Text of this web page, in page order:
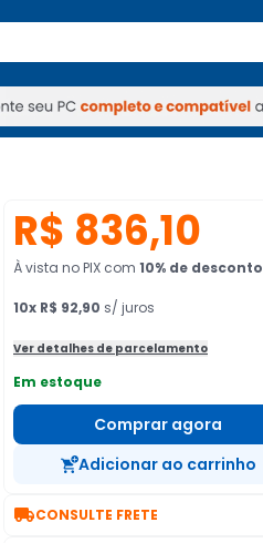
Periféricos TV Venda no KaBuM!
TV Venda no KaBuM!
R$ 836,10
À vista no PIX com 10% de desconto
10x R$ 92,90 s/ juros
Ver detalhes de parcelamento
Em estoque
Comprar agora
Adicionar ao carrinho
CONSULTE FRETE